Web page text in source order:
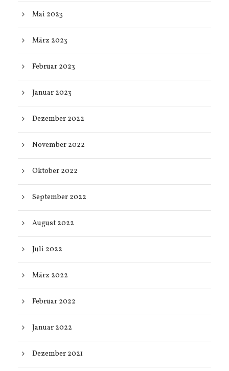
Mai 2023
März 2023
Februar 2023
Januar 2023
Dezember 2022
November 2022
Oktober 2022
September 2022
August 2022
Juli 2022
März 2022
Februar 2022
Januar 2022
Dezember 2021